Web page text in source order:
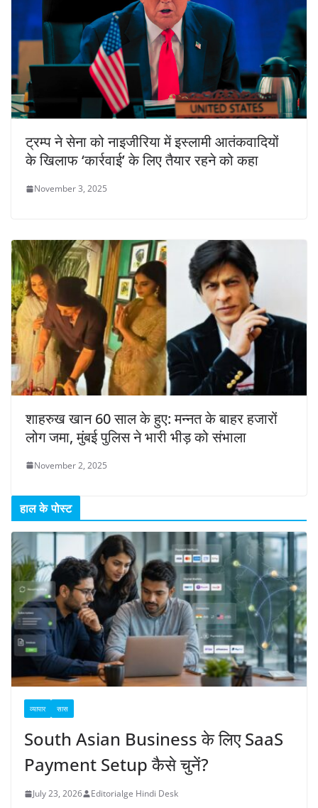
ट्रम्प ने सेना को नाइजीरिया में इस्लामी आतंकवादियों
के खिलाफ ‘कार्रवाई’ के लिए तैयार रहने को कहा
November 3, 2025
शाहरुख खान 60 साल के हुए: मन्नत के बाहर हजारों
लोग जमा, मुंबई पुलिस ने भारी भीड़ को संभाला
November 2, 2025
हाल के पोस्ट
व्यापार सास
South Asian Business के लिए SaaS
Payment Setup कैसे चुनें?
July 23, 2026 Editorialge Hindi Desk